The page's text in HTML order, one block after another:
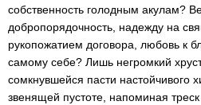
собственность голодным акулам?
добропорядочность, надежду на
рукопожатием договора, любовь к
самому себе? Лишь негромкий
сомкнувшейся пасти настойчивого
звенящей пустоте, напоминая